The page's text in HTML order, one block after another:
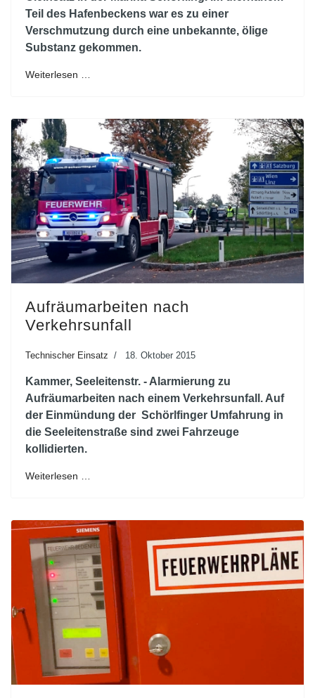
Teil des Hafenbeckens war es zu einer
Verschmutzung durch eine unbekannte, ölige
Substanz gekommen.
Weiterlesen …
Aufräumarbeiten nach
Verkehrsunfall
Technischer Einsatz 18. Oktober 2015
Kammer, Seeleitenstr. - Alarmierung zu
Aufräumarbeiten nach einem Verkehrsunfall. Auf
der Einmündung der Schörlfinger Umfahrung in
die Seeleitenstraße sind zwei Fahrzeuge
kollidierten.
Weiterlesen …